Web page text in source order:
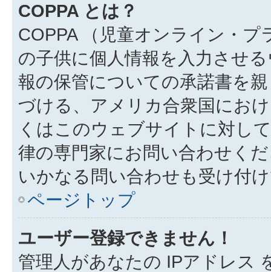
COPPA とは？
COPPA （児童オンライン・
の子供に個人情報を入力させ
報の保管についての承諾書を
づける、アメリカ合衆国にお
くはこのウェブサイトに対し
律の専門家にお問い合わせく
いかなる問い合わせも受け付
ページトップ
ユーザー登録できません！
管理人があなたの IPアドレス